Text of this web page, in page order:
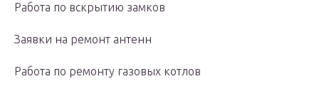
Работа по вскрытию замков
Заявки на ремонт антенн
Работа по ремонту газовых котлов